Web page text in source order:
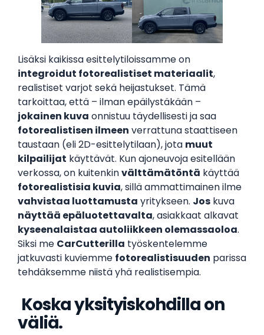
Lisäksi kaikissa esittelytiloissamme on
integroidut fotorealistiset materiaalit,
realistiset varjot sekä heijastukset. Tämä
tarkoittaa, että – ilman epäilystäkään –
jokainen kuva onnistuu täydellisesti ja saa
fotorealistisen ilmeen verrattuna staattiseen
taustaan (eli 2D-esittelytilaan), jota muut
kilpailijat käyttävät. Kun ajoneuvoja esitellään
verkossa, on kuitenkinvälttämätöntä käyttää
fotorealistisia kuvia, sillä ammattimainen ilme
vahvistaa luottamusta yritykseen. Jos kuva
näyttää epäluotettavalta, asiakkaat alkavat
kyseenalaistaa autoliikkeen olemassaoloa.
Siksi me CarCutterilla työskentelemme
jatkuvasti kuviemme fotorealistisuuden parissa
tehdäksemme niistä yhä realistisempia.
Koska yksityiskohdilla on
väliä.